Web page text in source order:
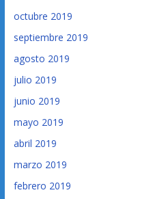
octubre 2019
septiembre 2019
agosto 2019
julio 2019
junio 2019
mayo 2019
abril 2019
marzo 2019
febrero 2019